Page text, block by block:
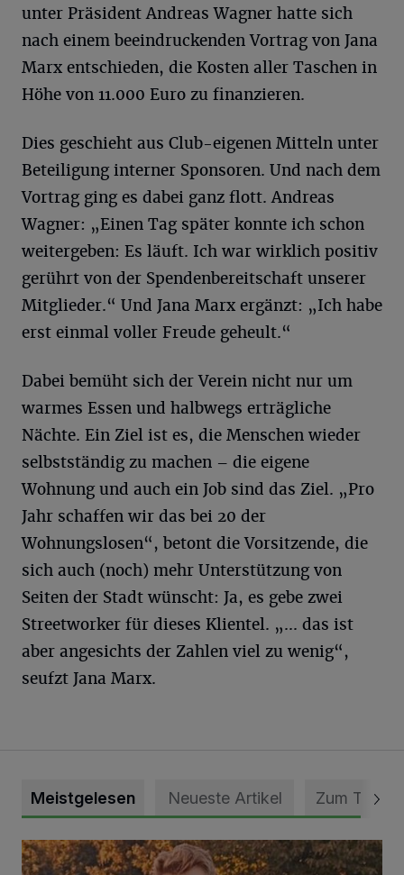
unter Präsident Andreas Wagner hatte sich
nach einem beeindruckenden Vortrag von Jana
Marx entschieden, die Kosten aller Taschen in
Höhe von 11.000 Euro zu finanzieren.
Dies geschieht aus Club-eigenen Mitteln unter
Beteiligung interner Sponsoren. Und nach dem
Vortrag ging es dabei ganz flott. Andreas
Wagner: „Einen Tag später konnte ich schon
weitergeben: Es läuft. Ich war wirklich positiv
gerührt von der Spendenbereitschaft unserer
Mitglieder.“ Und Jana Marx ergänzt: „Ich habe
erst einmal voller Freude geheult.“
Dabei bemüht sich der Verein nicht nur um
warmes Essen und halbwegs erträgliche
Nächte. Ein Ziel ist es, die Menschen wieder
selbstständig zu machen – die eigene
Wohnung und auch ein Job sind das Ziel. „Pro
Jahr schaffen wir das bei 20 der
Wohnungslosen“, betont die Vorsitzende, die
sich auch (noch) mehr Unterstützung von
Seiten der Stadt wünscht: Ja, es gebe zwei
Streetworker für dieses Klientel. „... das ist
aber angesichts der Zahlen viel zu wenig“,
seufzt Jana Marx.
Meistgelesen Neueste Artikel Zum Thema
Mit Herzblut die Gemeinschaft leben